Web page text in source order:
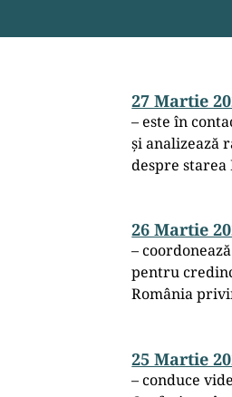
27 Martie
– este în
și analizează
despre
26 Martie
–
pentru
România
25 Martie
– conduce